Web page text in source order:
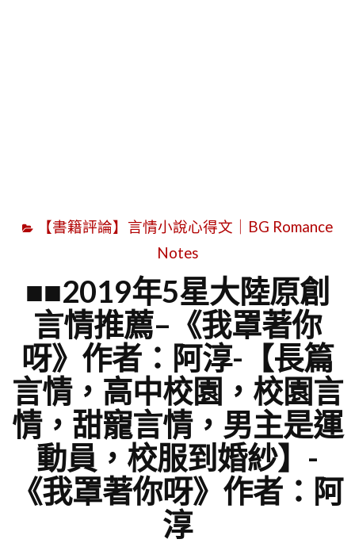
【書籍評論】言情小說心得文｜BG Romance
Notes
■■2019年5星大陸原創
言情推薦–《我罩著你
呀》作者：阿淳-【長篇
言情，高中校園，校園言
情，甜寵言情，男主是運
動員，校服到婚紗】-
《我罩著你呀》作者：阿
淳